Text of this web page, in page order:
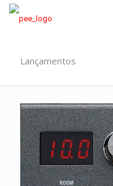
Lançamentos